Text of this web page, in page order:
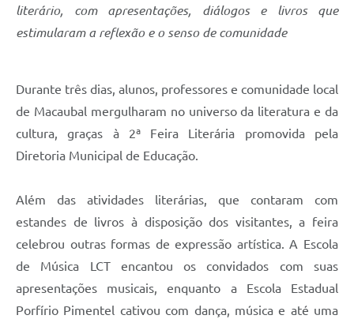
Galeria de Vídeos
Contas Públicas
Legislação
Editais
Links
Telefones Úteis
Emprega
literário, com apresentações, diálogos e livros que
estimularam a reflexão e o senso de comunidade
Durante três dias, alunos, professores e comunidade local
de Macaubal mergulharam no universo da literatura e da
cultura, graças à 2ª Feira Literária promovida pela
Diretoria Municipal de Educação.
Além das atividades literárias, que contaram com
estandes de livros à disposição dos visitantes, a feira
celebrou outras formas de expressão artística. A Escola
de Música LCT encantou os convidados com suas
apresentações musicais, enquanto a Escola Estadual
Porfírio Pimentel cativou com dança, música e até uma